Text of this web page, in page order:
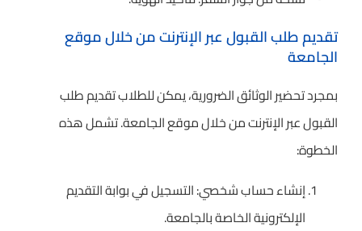
تقديم طلب القبول عبر الإنترنت من خلال موقع
الجامعة
بمجرد تحضير الوثائق الضرورية، يمكن للطلاب تقديم طلب
القبول عبر الإنترنت من خلال موقع الجامعة. تشمل هذه
الخطوة:
إنشاء حساب شخصي: التسجيل في بوابة التقديم
الإلكترونية الخاصة بالجامعة.